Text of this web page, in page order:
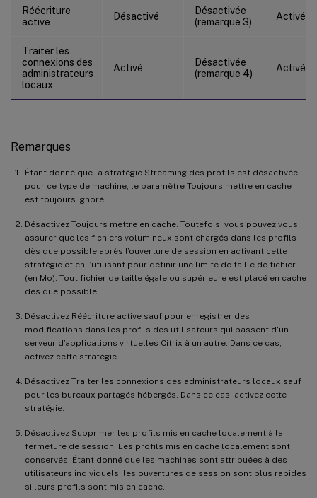
Réécriture
active
Désactivé
Désactivée
(remarque 3)
Activé
Traiter les
connexions des
administrateurs
locaux
Activé
Désactivée
(remarque 4)
Activé
Remarques
Étant donné que la stratégie Streaming des profils est désactivée
pour ce type de machine, le paramètre Toujours mettre en cache
est toujours ignoré.
Désactivez Toujours mettre en cache. Toutefois, vous pouvez vous
assurer que les fichiers volumineux sont chargés dans les profils
dès que possible après l’ouverture de session en activant cette
stratégie et en l’utilisant pour définir une limite de taille de fichier
(en Mo). Tout fichier de taille égale ou supérieure est placé en cache
dès que possible.
Désactivez Réécriture active sauf pour enregistrer des
modifications dans les profils des utilisateurs qui passent d’un
serveur d’applications virtuelles Citrix à un autre. Dans ce cas,
activez cette stratégie.
Désactivez Traiter les connexions des administrateurs locaux sauf
pour les bureaux partagés hébergés. Dans ce cas, activez cette
stratégie.
Désactivez Supprimer les profils mis en cache localement à la
fermeture de session. Les profils mis en cache localement sont
conservés. Étant donné que les machines sont attribuées à des
utilisateurs individuels, les ouvertures de session sont plus rapides
si leurs profils sont mis en cache.